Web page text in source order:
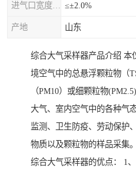
≤±2.0%
产地 山东
综合大气采样器产品介绍 本
境空气中的总悬浮颗粒物（
（PM10）或细颗粒物
大气、室内空气中的各种气
监测、卫生防疫、劳动保护
物质以及颗粒物的样品采集。
综合大气采样器的优点： 1